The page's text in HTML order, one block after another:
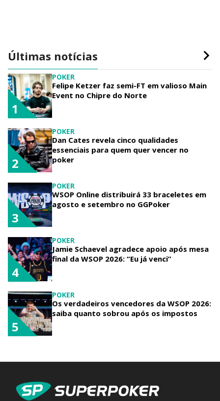
Últimas notícias
POKER
Felipe Ketzer faz semi-FT em valioso Main
Event no Chipre do Norte
1
POKER
Dan Cates revela cinco qualidades
essenciais para quem quer vencer no
poker
2
POKER
WSOP Online distribuirá 33 braceletes em
agosto e setembro no GGPoker
3
POKER
Jamie Schaevel agradece apoio após mesa
final da WSOP 2026: “Eu já venci”
4
POKER
Os verdadeiros vencedores da WSOP 2026:
saiba quanto sobrou após os impostos
5